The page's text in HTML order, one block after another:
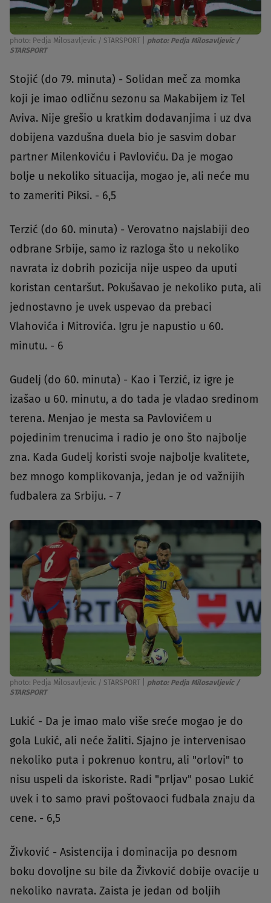
photo: Pedja Milosavljevic / STARSPORT
photo: Pedja Milosavljevic /
STARSPORT
Stojić (do 79. minuta) - Solidan meč za momka
koji je imao odličnu sezonu sa Makabijem iz Tel
Aviva. Nije grešio u kratkim dodavanjima i uz dva
dobijena vazdušna duela bio je sasvim dobar
partner Milenkoviću i Pavloviću. Da je mogao
bolje u nekoliko situacija, mogao je, ali neće mu
to zameriti Piksi. - 6,5
Terzić (do 60. minuta) - Verovatno najslabiji deo
odbrane Srbije, samo iz razloga što u nekoliko
navrata iz dobrih pozicija nije uspeo da uputi
koristan centaršut. Pokušavao je nekoliko puta, ali
jednostavno je uvek uspevao da prebaci
Vlahovića i Mitrovića. Igru je napustio u 60.
minutu. - 6
Gudelj (do 60. minuta) - Kao i Terzić, iz igre je
izašao u 60. minutu, a do tada je vladao sredinom
terena. Menjao je mesta sa Pavlovićem u
pojedinim trenucima i radio je ono što najbolje
zna. Kada Gudelj koristi svoje najbolje kvalitete,
bez mnogo komplikovanja, jedan je od važnijih
fudbalera za Srbiju. - 7
photo: Pedja Milosavljevic / STARSPORT
photo: Pedja Milosavljevic /
STARSPORT
Lukić - Da je imao malo više sreće mogao je do
gola Lukić, ali neće žaliti. Sjajno je intervenisao
nekoliko puta i pokrenuo kontru, ali "orlovi" to
nisu uspeli da iskoriste. Radi "prljav" posao Lukić
uvek i to samo pravi poštovaoci fudbala znaju da
cene. - 6,5
Živković - Asistencija i dominacija po desnom
boku dovoljne su bile da Živković dobije ovacije u
nekoliko navrata. Zaista je jedan od boljih